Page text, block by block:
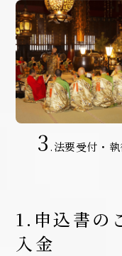
3 .法要受付・
1.申込書の
入金